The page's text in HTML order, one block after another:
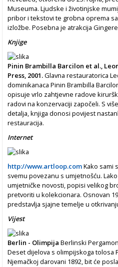
Museuma. Ljudske i životinjske
pribor i tekstovi te grobna oprema
izložbe. Posebna je atrakcija
Knjige
Pinin Brambilla Barcilon et al.,
Press, 2001.Glavna restauratorica
dominikanaca Pinin Brambilla
opisuje vrlo zahtjevne radove
radovi na konzervaciji započeli. S
detalja, knjiga donosi povijest
restauracija.
Internet
http://www.artloop.comKako sami
svemu povezanu s umjetnošću.
umjetničke novosti, popisi velikog
pretvoriti u kolekcionara. Osnovan
predstavlja sjajne temelje u
Vijest
Berlin - Olimpija Berlinski
Deset dijelova s olimpijskoga tolosa
Njemačkoj darovani 1892, bit će